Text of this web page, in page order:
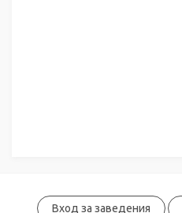
Вход за заведения